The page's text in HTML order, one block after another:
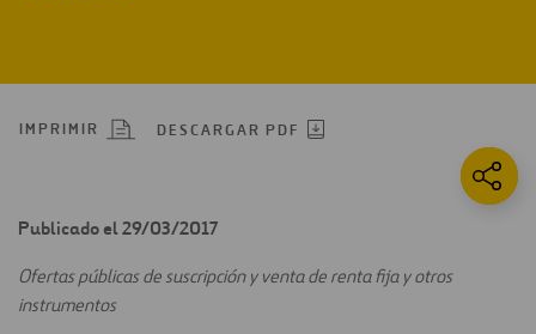
IMPRIMIR DESCARGAR PDF
Publicado el 29/03/2017
Ofertas públicas de suscripción y venta de renta fija y otros
instrumentos